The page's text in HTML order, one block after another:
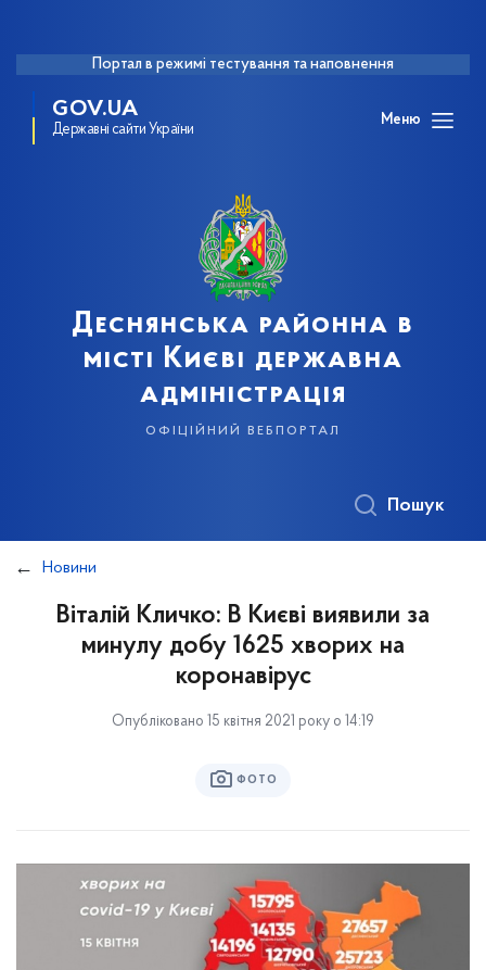
Портал в режимі тестування та наповнення
GOV.UA
Державні сайти України
Меню
Деснянська районна в
місті Києві державна
адміністрація
офіційний вебпортал
Пошук
Новини
Віталій Кличко: В Києві виявили за
минулу добу 1625 хворих на
коронавірус
Опубліковано 15 квітня 2021 року о 14:19
ФОТО